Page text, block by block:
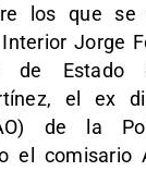
los que se
Jorge
de Estado
el ex
de la
el comisario